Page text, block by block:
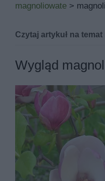
magnoliowate >
Czytaj artykuł na
Magnolia 'Jane' znana
Jej miejsce
japoński i ogród
Podstawowymi
Magnolia jane rośnie
wyprostowany,
Wygląd